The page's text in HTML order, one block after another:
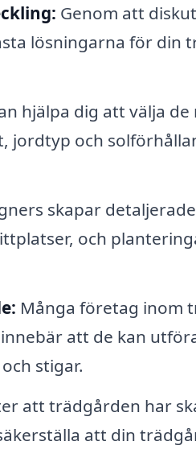
Genom att
lösningarna för din
hjälpa dig att välja
jordtyp och
skapar
och
Många företag inom
att de kan
stigar.
att trädgården har
att din